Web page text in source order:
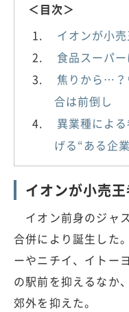
＜目次＞
イオンが小
食品スーパ
焦りから…？
合は前倒し
異業種によ
げる“ある企
イオンが小売
イオン前身のジャ
合併により誕生した
ーやニチイ、イトー
の駅前を抑えるなか
郊外を抑えた。